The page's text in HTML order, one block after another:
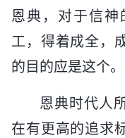
恩典，对于信
工，得着成全，
的目的应是这个。
恩典时代人
在有更高的追求